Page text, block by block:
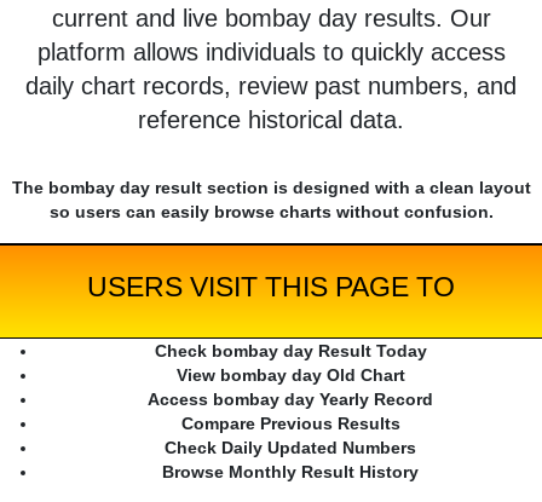
current and live bombay day results. Our
platform allows individuals to quickly access
daily chart records, review past numbers, and
reference historical data.
The bombay day result section is designed with a clean layout
so users can easily browse charts without confusion.
USERS VISIT THIS PAGE TO
Check bombay day Result Today
View bombay day Old Chart
Access bombay day Yearly Record
Compare Previous Results
Check Daily Updated Numbers
Browse Monthly Result History